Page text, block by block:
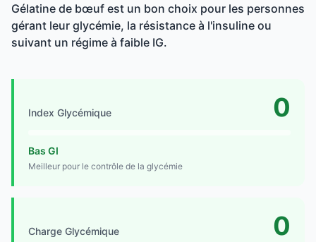
Gélatine de bœuf est un bon choix pour les personnes
gérant leur glycémie, la résistance à l'insuline ou
suivant un régime à faible IG.
Index Glycémique 0
Bas GI
Meilleur pour le contrôle de la glycémie
Charge Glycémique 0